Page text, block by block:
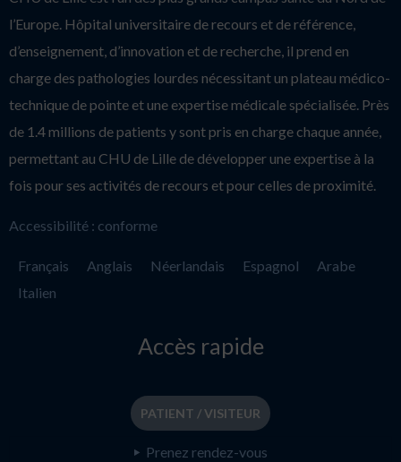
l’Europe. Hôpital universitaire de recours et de référence,
d’enseignement, d’innovation et de recherche, il prend en
charge des pathologies lourdes nécessitant un plateau médico-
technique de pointe et une expertise médicale spécialisée. Près
de 1.4 millions de patients y sont pris en charge chaque année,
permettant au CHU de Lille de développer une expertise à la
fois pour ses activités de recours et pour celles de proximité.
Accessibilité : conforme
Français Anglais Néerlandais Espagnol
Arabe
Italien
Accès rapide
PATIENT / VISITEUR
Prenez rendez-vous